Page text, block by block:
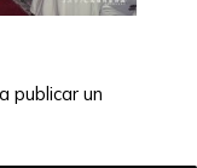
publicar un